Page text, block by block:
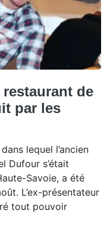
de
par les
lequel l’ancien
Dufour s’était
Savoie, a été
L’ex-présentateur
tout pouvoir